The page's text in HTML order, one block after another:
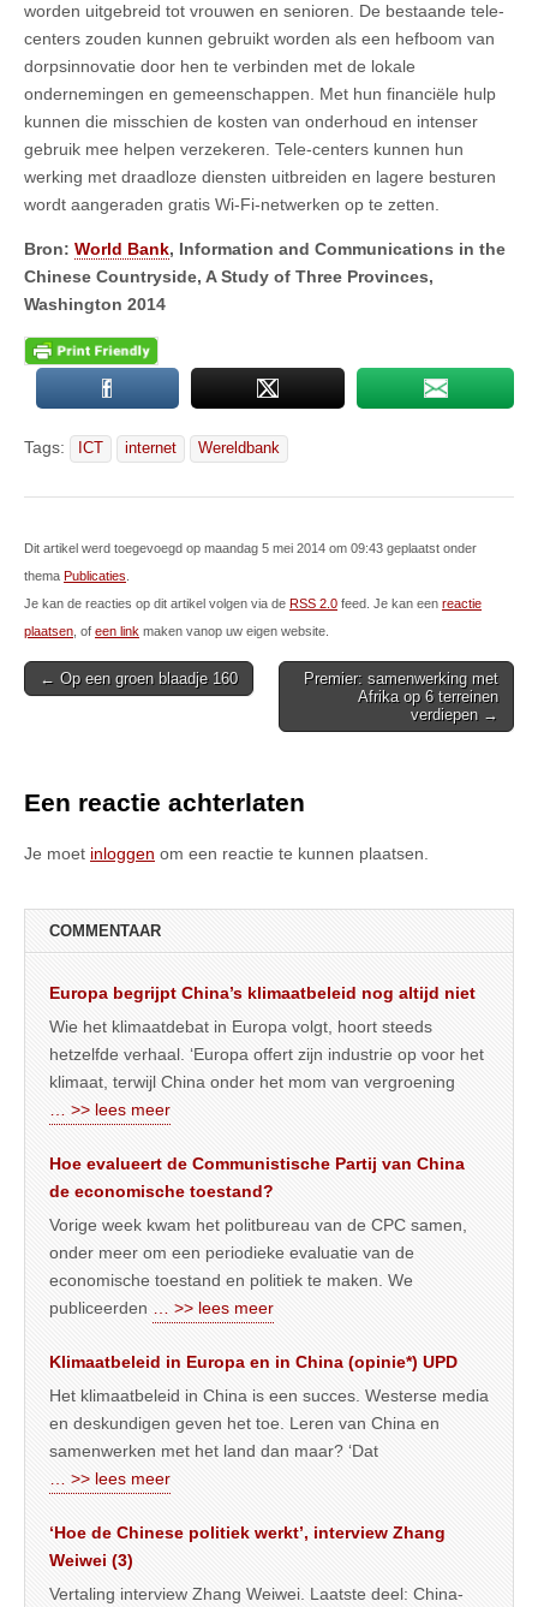
worden uitgebreid tot vrouwen en senioren. De bestaande tele-
centers zouden kunnen gebruikt worden als een hefboom van
dorpsinnovatie door hen te verbinden met de lokale
ondernemingen en gemeenschappen. Met hun financiële hulp
kunnen die misschien de kosten van onderhoud en intenser
gebruik mee helpen verzekeren. Tele-centers kunnen hun
werking met draadloze diensten uitbreiden en lagere besturen
wordt aangeraden gratis Wi-Fi-netwerken op te zetten.
Bron: World Bank, Information and Communications in the
Chinese Countryside, A Study of Three Provinces,
Washington 2014
Tags: ICT internet Wereldbank
Dit artikel werd toegevoegd op maandag 5 mei 2014 om 09:43 geplaatst onder
thema Publicaties
Je kan de reacties op dit artikel volgen via de RSS 2.0 feed. Je kan een reactie
plaatsen , of een link maken vanop uw eigen website.
Post
← Op een groen blaadje 160
Premier: samenwerking met
Afrika op 6 terreinen
verdiepen →
Een reactie achterlaten
Je moet inloggen om een reactie te kunnen plaatsen.
COMMENTAAR
Europa begrijpt China’s klimaatbeleid nog altijd niet
Wie het klimaatdebat in Europa volgt, hoort steeds
hetzelfde verhaal. ‘Europa offert zijn industrie op voor het
klimaat, terwijl China onder het mom van vergroening
… >> lees meer
Hoe evalueert de Communistische Partij van China
de economische toestand?
Vorige week kwam het politbureau van de CPC samen,
onder meer om een periodieke evaluatie van de
economische toestand en politiek te maken. We
publiceerden
… >> lees meer
Klimaatbeleid in Europa en in China (opinie*) UPD
Het klimaatbeleid in China is een succes. Westerse media
en deskundigen geven het toe. Leren van China en
samenwerken met het land dan maar? ‘Dat
… >> lees meer
‘Hoe de Chinese politiek werkt’, interview Zhang
Weiwei (3)
Vertaling interview Zhang Weiwei. Laatste deel: China-